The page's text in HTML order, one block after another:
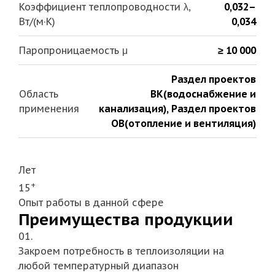
Коэффициент теплопроводности λ,
Вт/(м·К)
0,032–
0,034
Паропроницаемость μ ≥ 10 000
Область
применения
Раздел проектов
ВК(водоснабжение и
канализация), Раздел проектов
ОВ(отопление и вентиляция)
Лет
15+
Опыт работы в данной сфере
Преимущества продукции
01.
Закроем потребность в теплоизоляции на
любой температурный диапазон